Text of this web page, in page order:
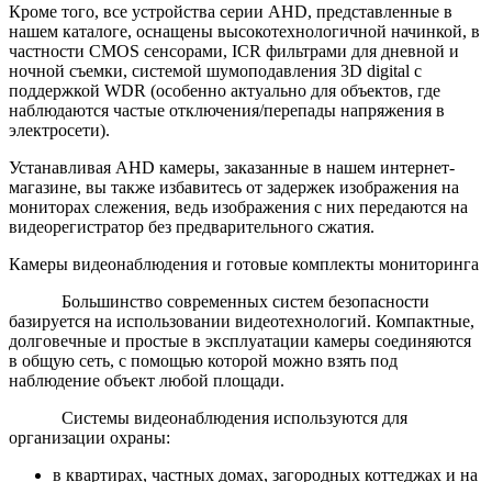
Кроме того, все устройства серии AHD, представленные в
нашем каталоге, оснащены высокотехнологичной начинкой, в
частности CMOS сенсорами, ICR фильтрами для дневной и
ночной съемки, системой шумоподавления 3D digital с
поддержкой WDR (особенно актуально для объектов, где
наблюдаются частые отключения/перепады напряжения в
электросети).
Устанавливая AHD камеры, заказанные в нашем интернет-
магазине, вы также избавитесь от задержек изображения на
мониторах слежения, ведь изображения с них передаются на
видеорегистратор без предварительного сжатия.
Камеры видеонаблюдения и готовые комплекты мониторинга
Большинство современных систем безопасности
базируется на использовании видеотехнологий. Компактные,
долговечные и простые в эксплуатации камеры соединяются
в общую сеть, с помощью которой можно взять под
наблюдение объект любой площади.
Системы видеонаблюдения используются для
организации охраны:
в квартирах, частных домах, загородных коттеджах и на